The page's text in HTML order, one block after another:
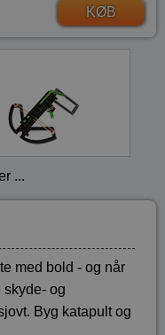
KØB
...
med bold - og når
skyde- og
Byg katapult og